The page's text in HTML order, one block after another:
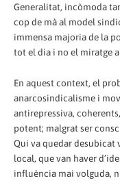
Generalitat, incòmoda
cop de mà al model
immensa majoria de la
tot el dia i no el miratge
En aquest context, el
anarcosindicalisme i
antirepressiva,
potent; malgrat ser
Qui va quedar desubicat
local, que van haver
influència mai volguda,